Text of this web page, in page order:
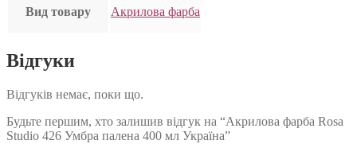
Вид товару Акрилова фарба
Відгуки
Відгуків немає, поки що.
Будьте першим, хто залишив відгук на “Акрилова фарба Rosa
Studio 426 Умбра палена 400 мл Україна”